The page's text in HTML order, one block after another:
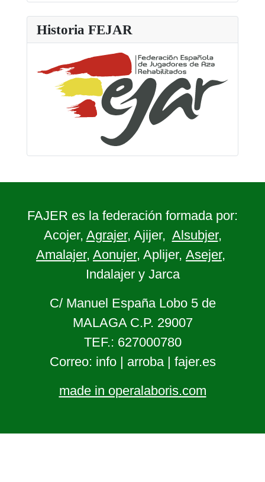
Historia FEJAR
FAJER es la federación formada por:
Acojer, Agrajer, Ajijer, Alsubjer,
Amalajer, Aonujer, Aplijer, Asejer,
Indalajer y Jarca
C/ Manuel España Lobo 5 de
MALAGA C.P. 29007
TEF.: 627000780
Correo: info | arroba | fajer.es
made in operalaboris.com